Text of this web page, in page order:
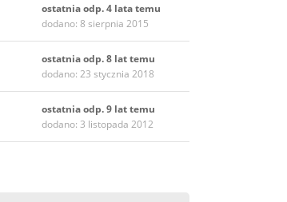
ostatnia odp. 4 lata temu
dodano: 8 sierpnia 2015
ostatnia odp. 8 lat temu
dodano: 23 stycznia 2018
ostatnia odp. 9 lat temu
dodano: 3 listopada 2012